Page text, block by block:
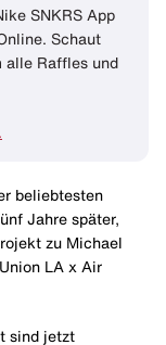
SNKRS App
Schaut
alle Raffles und
beliebtesten
Jahre später,
zu Michael
LA x Air
sind jetzt